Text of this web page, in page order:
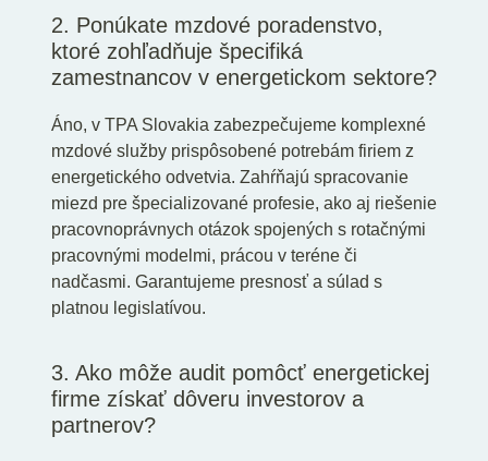
2. Ponúkate mzdové poradenstvo,
ktoré zohľadňuje špecifiká
zamestnancov v energetickom sektore?
Áno, v TPA Slovakia zabezpečujeme komplexné
mzdové služby prispôsobené potrebám firiem z
energetického odvetvia. Zahŕňajú spracovanie
miezd pre špecializované profesie, ako aj riešenie
pracovnoprávnych otázok spojených s rotačnými
pracovnými modelmi, prácou v teréne či
nadčasmi. Garantujeme presnosť a súlad s
platnou legislatívou.
3. Ako môže audit pomôcť energetickej
firme získať dôveru investorov a
partnerov?